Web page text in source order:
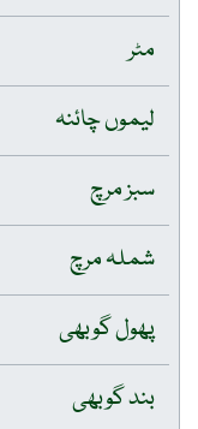
مٹر
لیموں چائنہ
سبز مرچ
شملہ مرچ
پھول گوبھی
بند گوبھی